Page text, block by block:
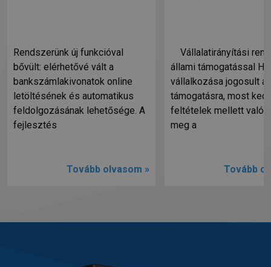
Rendszerünk új funkcióval
bővült: elérhetővé vált a
bankszámlakivonatok online
letöltésének és automatikus
feldolgozásának lehetősége. A
fejlesztés
Tovább olvasom »
Vállalatirányítási
állami támogatással Ha
vállalkozása jogosult
támogatásra, most
feltételek mellett
meg a
Tovább